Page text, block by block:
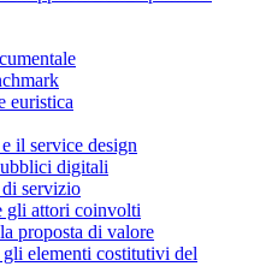
euristica
il service design
digitali
servizio
gli attori coinvolti
proposta di valore
elementi costitutivi del